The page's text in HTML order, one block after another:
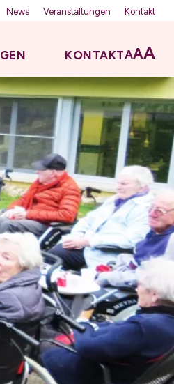
News Veranstaltungen Kontakt
KONTAKTAAA